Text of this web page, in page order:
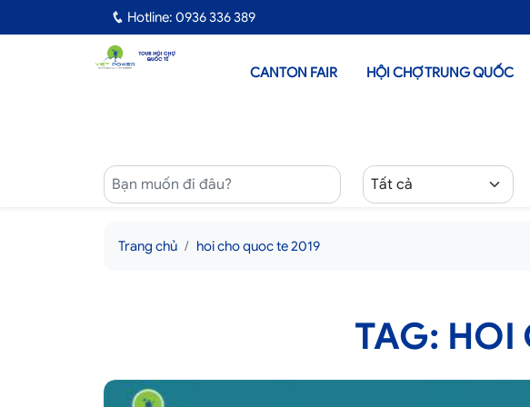
Hotline: 0936 336 389
CANTON FAIR HỘI CHỢ TRUNG QUỐC
Trang chủ hoi cho quoc te 2019
TAG: HOI